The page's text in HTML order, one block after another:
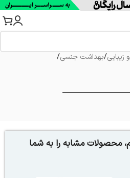
/بهداشت جنسی/
محصولات مشابه را به شما